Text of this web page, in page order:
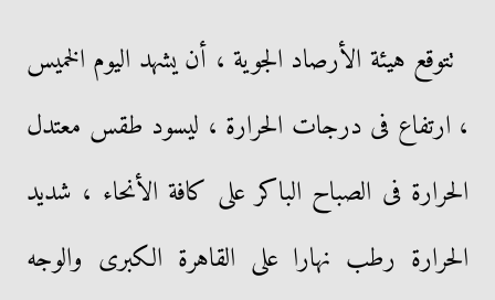
تتوقع هيئة الأرصاد الجوية ، أن يشهد اليوم الخميس
، ارتفاع فى درجات الحرارة ، ليسود طقس معتدل
الحرارة فى الصباح الباكر على كافة الأنحاء ، شديد
الحرارة رطب نهارا على القاهرة الكبرى والوجه